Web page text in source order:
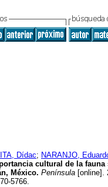
Dídac; NARANJO,
cultural de la fauna
México. Península [online].
5766.